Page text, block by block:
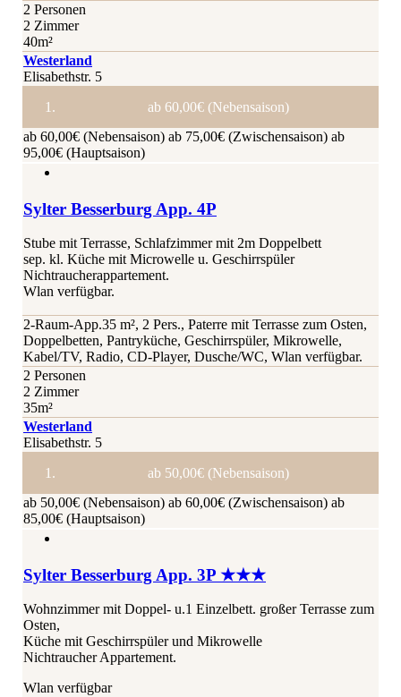
2 Personen
2 Zimmer
40m²
Westerland
Elisabethstr. 5
ab 60,00€ (Nebensaison)
ab 60,00€ (Nebensaison) ab 75,00€ (Zwischensaison) ab
95,00€ (Hauptsaison)
Sylter Besserburg App. 4P
Stube mit Terrasse, Schlafzimmer mit 2m Doppelbett
sep. kl. Küche mit Microwelle u. Geschirrspüler
Nichtraucherappartement.
Wlan verfügbar.
2-Raum-App.35 m², 2 Pers., Paterre mit Terrasse zum Osten,
Doppelbetten, Pantryküche, Geschirrspüler, Mikrowelle,
Kabel/TV, Radio, CD-Player, Dusche/WC, Wlan verfügbar.
2 Personen
2 Zimmer
35m²
Westerland
Elisabethstr. 5
ab 50,00€ (Nebensaison)
ab 50,00€ (Nebensaison) ab 60,00€ (Zwischensaison) ab
85,00€ (Hauptsaison)
Sylter Besserburg App. 3P ★★★
Wohnzimmer mit Doppel- u.1 Einzelbett. großer Terrasse zum
Osten,
Küche mit Geschirrspüler und Mikrowelle
Nichtraucher Appartement.
Wlan verfügbar